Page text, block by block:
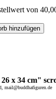
von
hinzufügen
x 34 cm"
mail@buddhafiguren.de